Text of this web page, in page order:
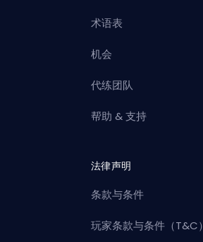
术语表
机会
代练团队
帮助 & 支持
法律声明
条款与条件
玩家条款与条件（T&C）